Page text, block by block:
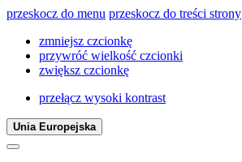
przeskocz do menu przeskocz do treści strony
zmniejsz czcionkę
przywróć wielkość czcionki
zwiększ czcionkę
przełącz wysoki kontrast
Unia Europejska